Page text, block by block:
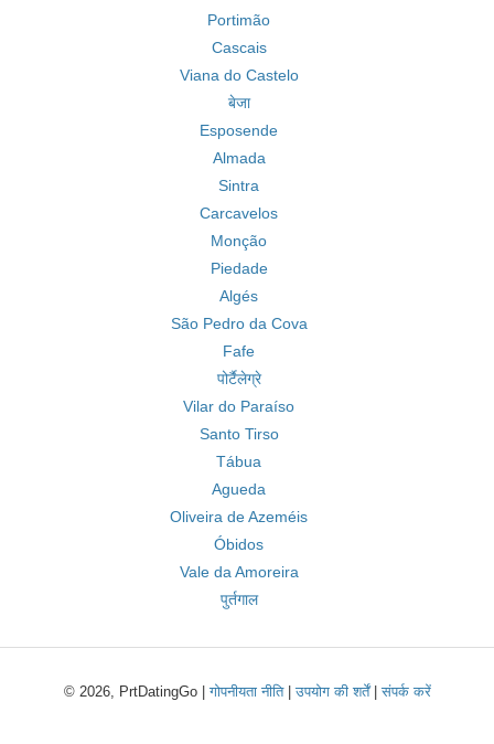
Portimão
Cascais
Viana do Castelo
बेजा
Esposende
Almada
Sintra
Carcavelos
Monção
Piedade
Algés
São Pedro da Cova
Fafe
पोर्टैलेग्रे
Vilar do Paraíso
Santo Tirso
Tábua
Agueda
Oliveira de Azeméis
Óbidos
Vale da Amoreira
पुर्तगाल
© 2026, PrtDatingGo |गोपनीयता नीति|उपयोग की शर्तें|संपर्क करें